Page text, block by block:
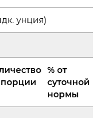
унция)
порции
% от
суточной
нормы